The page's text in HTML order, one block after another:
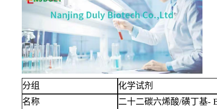
分组
化学试剂
名称
二十二碳六烯酸/磺丁基-